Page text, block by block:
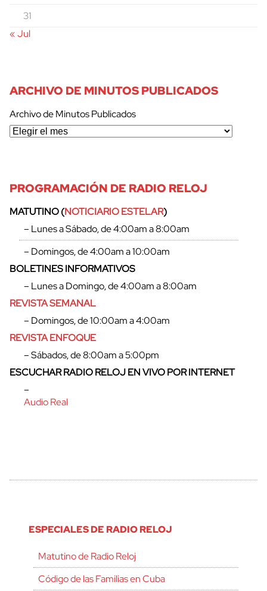
31
« Jul
ARCHIVO DE MINUTOS PUBLICADOS
Archivo de Minutos Publicados
PROGRAMACIÓN DE RADIO RELOJ
MATUTINO (NOTICIARIO ESTELAR)
– Lunes a Sábado, de 4:00am a 8:00am
– Domingos, de 4:00am a 10:00am
BOLETINES INFORMATIVOS
– Lunes a Domingo, de 4:00am a 8:00am
REVISTA SEMANAL
– Domingos, de 10:00am a 4:00am
REVISTA ENFOQUE
– Sábados, de 8:00am a 5:00pm
ESCUCHAR RADIO RELOJ EN VIVO POR INTERNET
–
Audio Real
ESPECIALES DE RADIO RELOJ
Matutino de Radio Reloj
Código de las Familias en Cuba